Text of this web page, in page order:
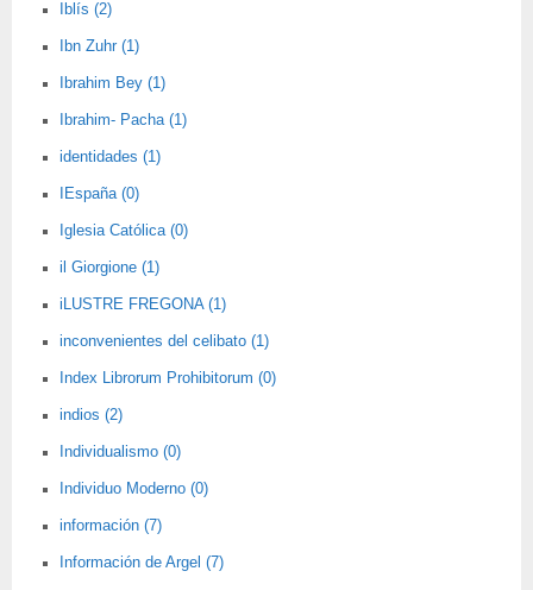
Iblís (2)
Ibn Zuhr (1)
Ibrahim Bey (1)
Ibrahim- Pacha (1)
identidades (1)
IEspaña (0)
Iglesia Católica (0)
il Giorgione (1)
iLUSTRE FREGONA (1)
inconvenientes del celibato (1)
Index Librorum Prohibitorum (0)
indios (2)
Individualismo (0)
Individuo Moderno (0)
información (7)
Información de Argel (7)